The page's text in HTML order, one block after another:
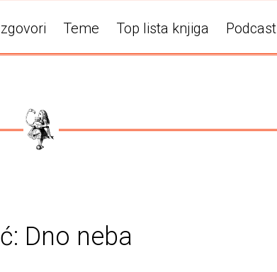
Teme Top lista knjiga Podcast
Dno neba